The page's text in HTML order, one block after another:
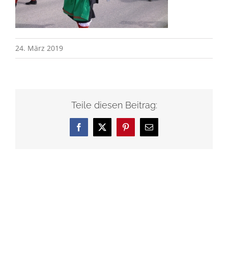
24. März 2019
Teile diesen Beitrag:
Facebook
X Pinterest
E-
Mail